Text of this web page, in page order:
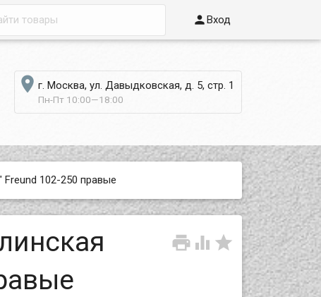
Вход
 г. Москва, ул. Давыдковская, д. 5, стр. 1
Пн-Пт 10:00—18:00
102-250 правые
  